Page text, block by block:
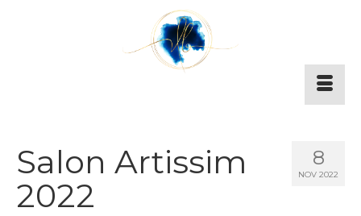
8
NOV 2022
Salon Artissim
2022